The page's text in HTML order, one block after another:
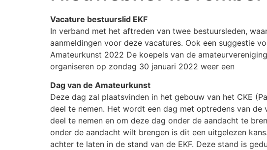
Vacature bestuurslid EKF
In verband met het aftreden van twee bestuursleden,
aanmeldingen voor deze vacatures. Ook een suggestie
Amateurkunst 2022 De koepels van de
organiseren op zondag 30 januari 2022 weer een
Dag van de Amateurkunst
Deze dag zal plaatsvinden in het gebouw van het CKE
deel te nemen. Het wordt een dag met optredens van
deel te nemen en om deze dag onder de aandacht te
onder de aandacht wilt brengen is dit een uitgelezen
achter te laten in de stand van de EKF. Deze stand is